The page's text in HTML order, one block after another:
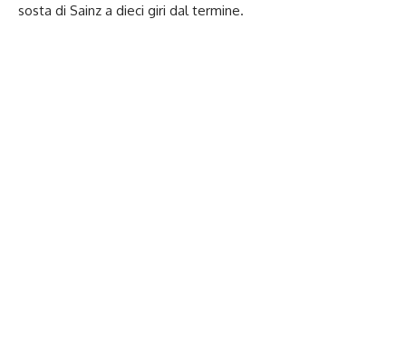
sosta di Sainz a dieci giri dal termine.